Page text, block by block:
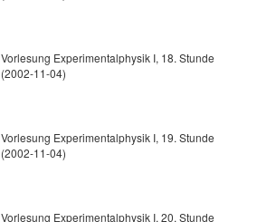
Vorlesung Experimentalphysik I, 18. Stunde
(2002-11-04)
Vorlesung Experimentalphysik I, 19. Stunde
(2002-11-04)
Vorlesung Experimentalphysik I, 20. Stunde